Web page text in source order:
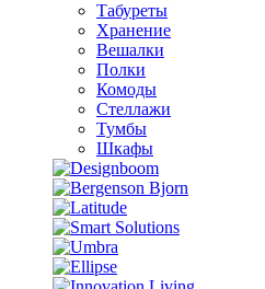
Табуреты
Хранение
Вешалки
Полки
Комоды
Стеллажи
Тумбы
Шкафы